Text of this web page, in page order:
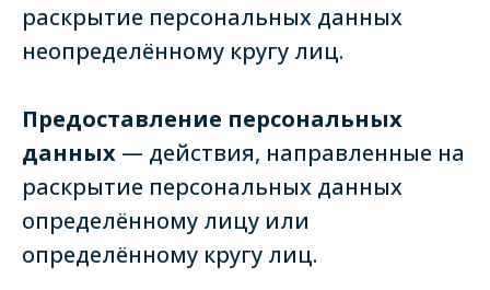
раскрытие персональных данных
неопределённому кругу лиц.
Предоставление персональных
данных — действия, направленные на
раскрытие персональных данных
определённому лицу или
определённому кругу лиц.